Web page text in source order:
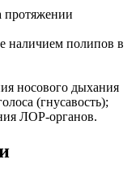
протяжении
наличием полипов в
носового дыхания
(гнусавость);
ЛОР-органов.